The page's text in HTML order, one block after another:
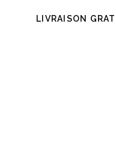
LIVRAISON